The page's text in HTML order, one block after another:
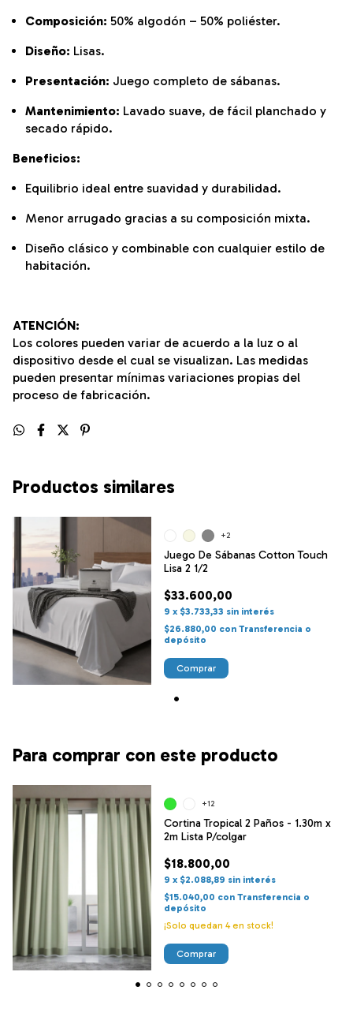
Composición: 50% algodón – 50% poliéster.
Diseño: Lisas.
Presentación: Juego completo de sábanas.
Mantenimiento: Lavado suave, de fácil planchado y
secado rápido.
Beneficios:
Equilibrio ideal entre suavidad y durabilidad.
Menor arrugado gracias a su composición mixta.
Diseño clásico y combinable con cualquier estilo de
habitación.
ATENCIÓN:
Los colores pueden variar de acuerdo a la luz o al
dispositivo desde el cual se visualizan. Las medidas
pueden presentar mínimas variaciones propias del
proceso de fabricación.
Productos similares
Juego De Sábanas Cotton Touch
Lisa 2 1/2
$33.600,00
9 x $3.733,33 sin interés
$26.880,00 con Transferencia o
depósito
+2
Comprar
Para comprar con este producto
Cortina Tropical 2 Paños - 1.30m x
2m Lista P/colgar
$18.800,00
9 x $2.088,89 sin interés
$15.040,00 con Transferencia o
depósito
¡Solo quedan 4en stock!
+12
Comprar